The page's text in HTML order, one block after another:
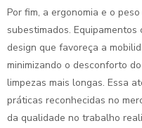
Por fim, a ergonomia e o
subestimados.
design que favoreça a
minimizando o desconforto
limpezas mais longas. Essa
práticas reconhecidas no
da qualidade no trabalho